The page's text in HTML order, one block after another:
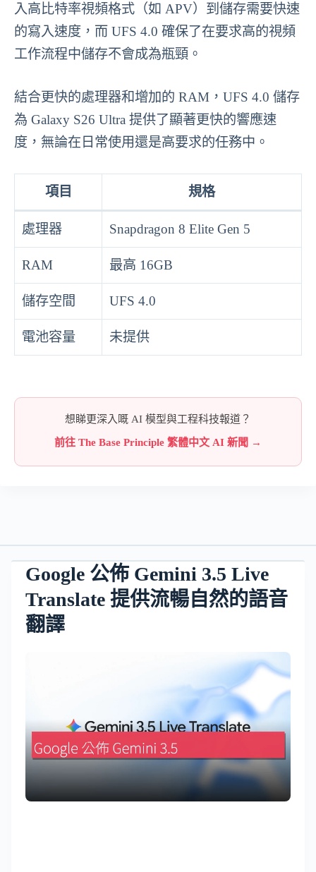
入高比特率視頻格式（如 APV）到儲存需要快速
的寫入速度，而 UFS 4.0 確保了在要求高的視頻
工作流程中儲存不會成為瓶頸。
結合更快的處理器和增加的 RAM，UFS 4.0 儲存
為 Galaxy S26 Ultra 提供了顯著更快的響應速
度，無論在日常使用還是高要求的任務中。
項目 規格
處理器 Snapdragon 8 Elite Gen 5
RAM 最高 16GB
儲存空間 UFS 4.0
電池容量 未提供
想睇更深入嘅 AI 模型與工程科技報道？
前往 The Base Principle 繁體中文 AI 新聞 →
Google 公佈 Gemini 3.5 Live
Translate 提供流暢自然的語音
翻譯